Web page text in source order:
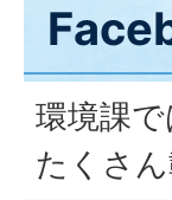
環境課
たくさ